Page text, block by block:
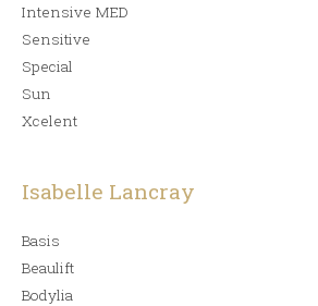
Intensive MED
Sensitive
Special
Sun
Xcelent
Isabelle Lancray
Basis
Beaulift
Bodylia